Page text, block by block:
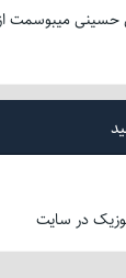
حسینی میبوسمت
در سایت